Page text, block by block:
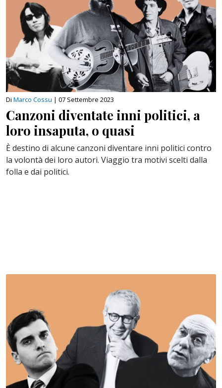
Di Marco Cossu | 07 Settembre 2023
Canzoni diventate inni politici, a
loro insaputa, o quasi
È destino di alcune canzoni diventare inni politici contro
la volontà dei loro autori. Viaggio tra motivi scelti dalla
folla e dai politici.